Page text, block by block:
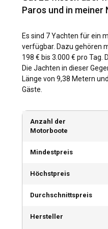
oder die Fahrt in Richtung
Wann ist die beste
Paros zu chartern?
Während der Charme von
man das Segeln
frühen Herbst erleben.
statt, was den Reiz der
Paros?
Das ägäische Klima
insbesondere aufgrund
und so das Erlebnis
Paros und in meiner
Es sind 7 Yachten für ein
verfügbar. Dazu gehören
198 € bis 3.000 € pro Tag.
Die Jachten in dieser
Länge von 9,38 Metern
Gäste.
Anzahl der
Motorboote
Mindestpreis
Höchstpreis
Durchschnittspreis
Hersteller